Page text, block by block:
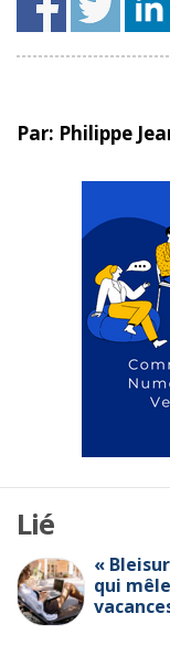
Par: Philippe
Lié
«
qui